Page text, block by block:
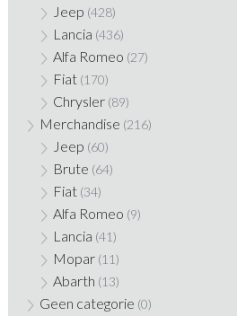
Jeep (428)
Lancia (436)
Alfa Romeo (27)
Fiat (170)
Chrysler (89)
Merchandise (216)
Jeep (60)
Brute (64)
Fiat (34)
Alfa Romeo (9)
Lancia (41)
Mopar (11)
Abarth (13)
Geen categorie (0)